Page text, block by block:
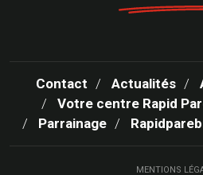
Contact Actualités
Votre centre Rapid
Parrainage
MENTIONS